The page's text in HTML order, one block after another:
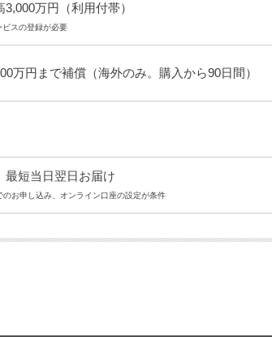
3,000万円（利用付帯）
スの登録が必要
万円まで補償（海外のみ。購入から90日間）
最短当日翌日お届け
お申し込み、オンライン口座の設定が条件